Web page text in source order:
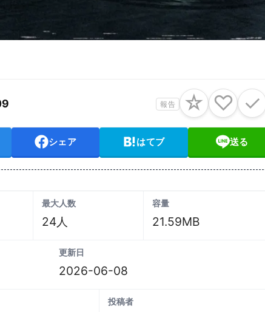
報告 ☆ ♡ ✓
シェア はてブ 送る
最大人数
24人
容量
21.59MB
更新日
2026-06-08
投稿者